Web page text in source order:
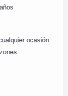
ocasión